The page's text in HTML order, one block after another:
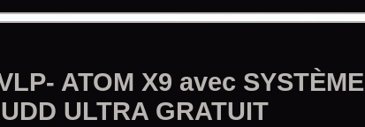
ATOM X9 avec SYSTÈME
ULTRA GRATUIT